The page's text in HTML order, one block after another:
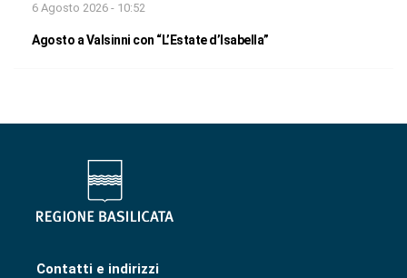
6 Agosto 2026 - 10:52
Agosto a Valsinni con “L’Estate d’Isabella”
Contatti e indirizzi